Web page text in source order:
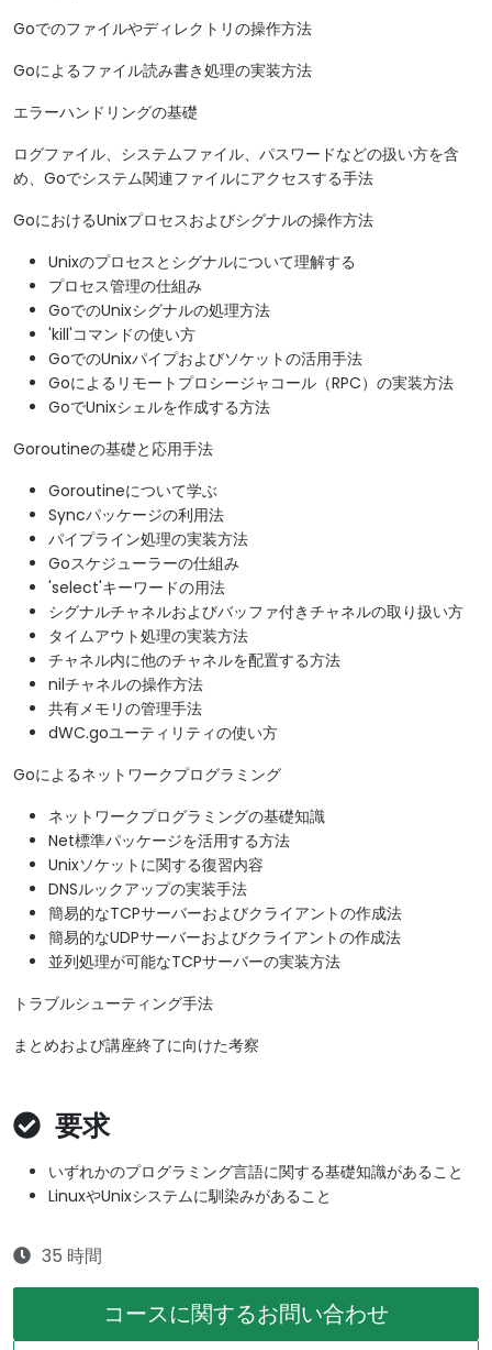
Goでのファイルやディレクトリの操作方法
Goによるファイル読み書き処理の実装方法
エラーハンドリングの基礎
ログファイル、システムファイル、パスワードなどの扱い方を含
め、Goでシステム関連ファイルにアクセスする手法
GoにおけるUnixプロセスおよびシグナルの操作方法
Unixのプロセスとシグナルについて理解する
プロセス管理の仕組み
GoでのUnixシグナルの処理方法
'kill'コマンドの使い方
GoでのUnixパイプおよびソケットの活用手法
Goによるリモートプロシージャコール（RPC）の実装方法
GoでUnixシェルを作成する方法
Goroutineの基礎と応用手法
Goroutineについて学ぶ
Syncパッケージの利用法
パイプライン処理の実装方法
Goスケジューラーの仕組み
'select'キーワードの用法
シグナルチャネルおよびバッファ付きチャネルの取り扱い方
タイムアウト処理の実装方法
チャネル内に他のチャネルを配置する方法
nilチャネルの操作方法
共有メモリの管理手法
dWC.goユーティリティの使い方
Goによるネットワークプログラミング
ネットワークプログラミングの基礎知識
Net標準パッケージを活用する方法
Unixソケットに関する復習内容
DNSルックアップの実装手法
簡易的なTCPサーバーおよびクライアントの作成法
簡易的なUDPサーバーおよびクライアントの作成法
並列処理が可能なTCPサーバーの実装方法
トラブルシューティング手法
まとめおよび講座終了に向けた考察
要求
いずれかのプログラミング言語に関する基礎知識があること
LinuxやUnixシステムに馴染みがあること
35 時間
コースに関するお問い合わせ